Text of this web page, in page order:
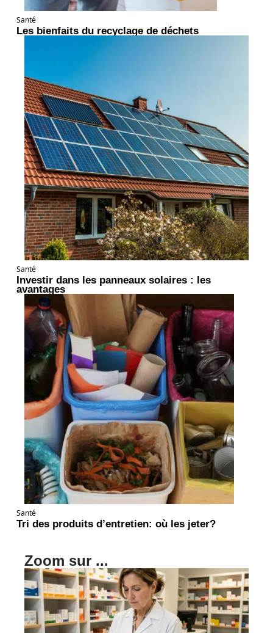
Santé
Les bienfaits du recyclage de déchets
Santé
Investir dans les panneaux solaires : les
avantages
Santé
Tri des produits d’entretien: où les jeter?
Zoom sur ...